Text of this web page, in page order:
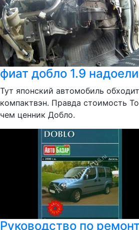
фиат добло 1.9
Тут японский автомобиль
компактвэн. Правда стоимость
чем ценник Добло.
Руководство по